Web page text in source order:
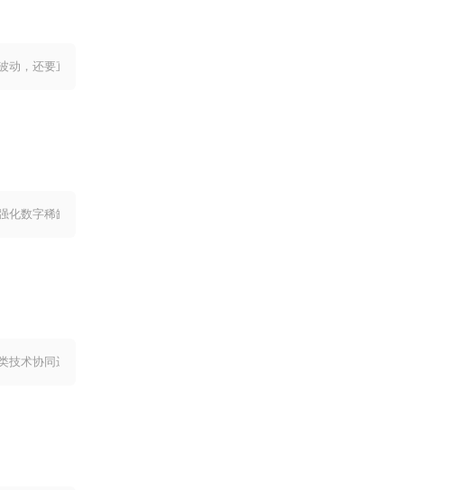
，还要直面法律合规、平台跑路、电信诈
数字稀缺性，从供需、矿工生态、市场周
术协同运作，依靠成熟的数学难题实现资